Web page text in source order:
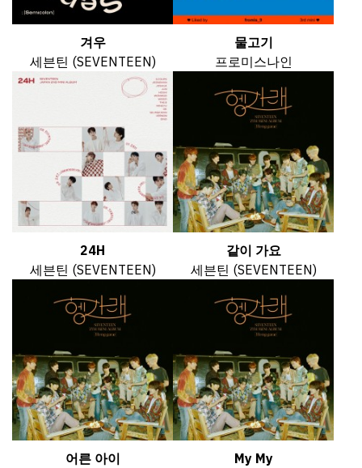
겨우
세븐틴 (SEVENTEEN)
물고기
프로미스나인
24H
세븐틴 (SEVENTEEN)
같이 가요
세븐틴 (SEVENTEEN)
어른 아이
My My